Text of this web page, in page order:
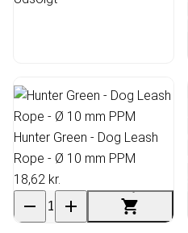
Hunter Green - Dog Leash
Rope - Ø 10 mm PPM
18,62 kr.